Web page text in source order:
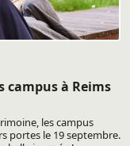
campus à Reims
les campus
portes le 19 septembre.